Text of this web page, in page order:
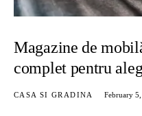
Magazine de
complet pentru
CASA SI GRADINA February